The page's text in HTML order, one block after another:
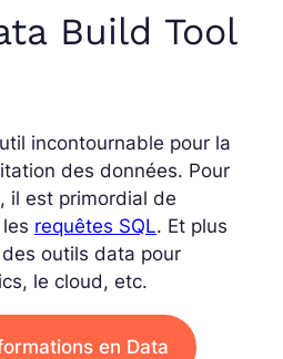
Build Tool
incontournable pour la
des données. Pour
il est primordial de
requêtes SQL. Et plus
outils data pour
le cloud, etc.
en Data